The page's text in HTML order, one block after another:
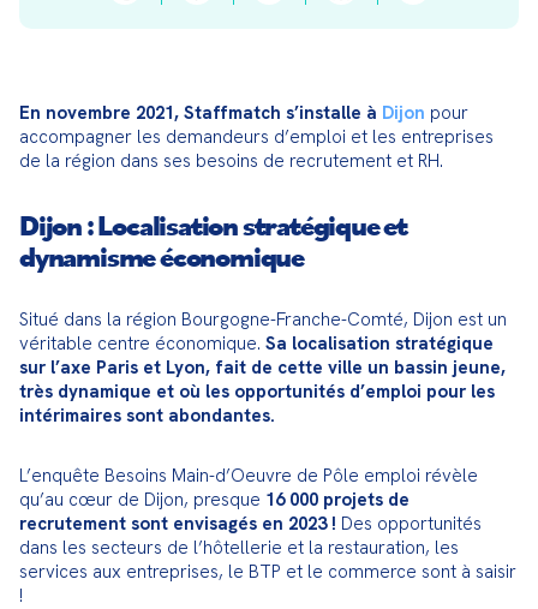
En novembre 2021, Staffmatch s’installe à Dijon pour
accompagner les demandeurs d’emploi et les entreprises
de la région dans ses besoins de recrutement et RH.
Dijon : Localisation stratégique et
dynamisme économique
Situé dans la région Bourgogne-Franche-Comté, Dijon est un
véritable centre économique. Sa localisation stratégique
sur l’axe Paris et Lyon, fait de cette ville un bassin jeune,
très dynamique et où les opportunités d’emploi pour les
intérimaires sont abondantes.
L’enquête Besoins Main-d’Oeuvre de Pôle emploi révèle
qu’au cœur de Dijon, presque 16 000 projets de
recrutement sont envisagés en 2023 ! Des opportunités
dans les secteurs de l’hôtellerie et la restauration, les
services aux entreprises, le BTP et le commerce sont à saisir
!